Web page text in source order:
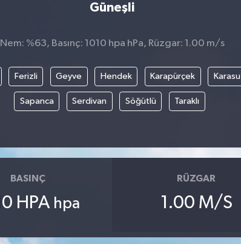
Güneşli
Nem: %63, Basınç: 1010 hpa hPa, Rüzgar: 1.00 m/s
Ferizli Geyve Hendek Karapürçek Karasu
Sapanca Serdivan Söğütlü Taraklı
BASINÇ
HPA hpa
RÜZGAR
1.00 M/S